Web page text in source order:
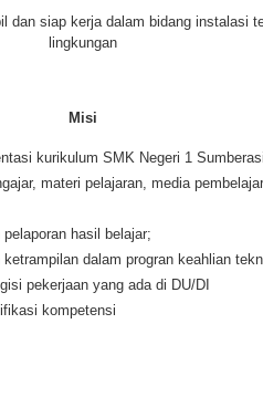
dan siap kerja dalam bidang instalasi
lingkungan
Misi
kurikulum SMK Negeri 1
materi pelajaran, media
hasil belajar;
dalam progran keahlian
pekerjaan yang ada di DU/DI
kompetensi